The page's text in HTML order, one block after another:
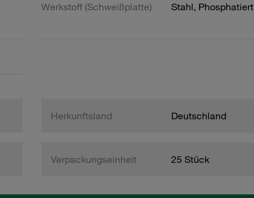
Werkstoff (Schweißplatte) Stahl, Phosphatiert
Herkunftsland Deutschland
Verpackungseinheit 25 Stück